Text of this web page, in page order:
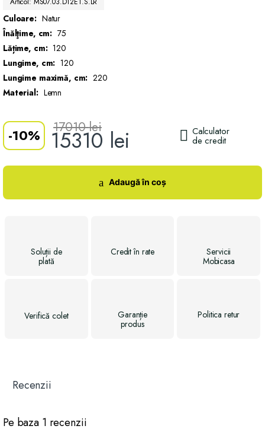
Culoare: Natur
Înălţime, cm: 75
Lățime, cm: 120
Lungime, cm: 120
Lungime maximă, cm: 220
Material: Lemn
-10% 15310 lei
17010lei Calculator
de credit
Adaugă în coș
Soluții de
plată
Creditîn rate
Servicii
Mobicasa
Verificăcolet
Garanție
produs
Politicaretur
Recenzii
Pe baza 1 recenzii